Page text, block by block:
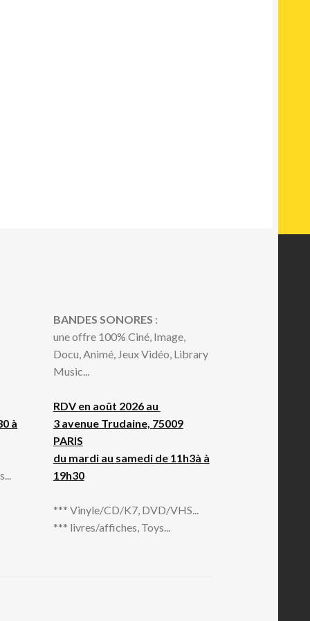
à
BANDES SONORES :
une offre 100% Ciné, Image,
Docu, Animé, Jeux Vidéo, Library
Music...
RDV en août 2026 au
3 avenue Trudaine, 75009
PARIS
du mardi au samedi de 11h3à à
19h30
*** Vinyle/CD/K7, DVD/VHS...
*** livres/affiches, Toys...